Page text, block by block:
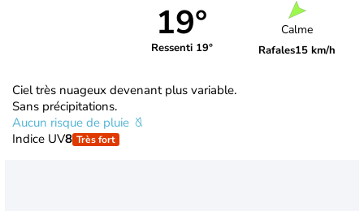
19°
Ressenti 19°
Calme
Rafales15 km/h
Ciel très nuageux devenant plus variable.
Sans précipitations.
Aucun risque de pluie
Indice UV8 Très fort